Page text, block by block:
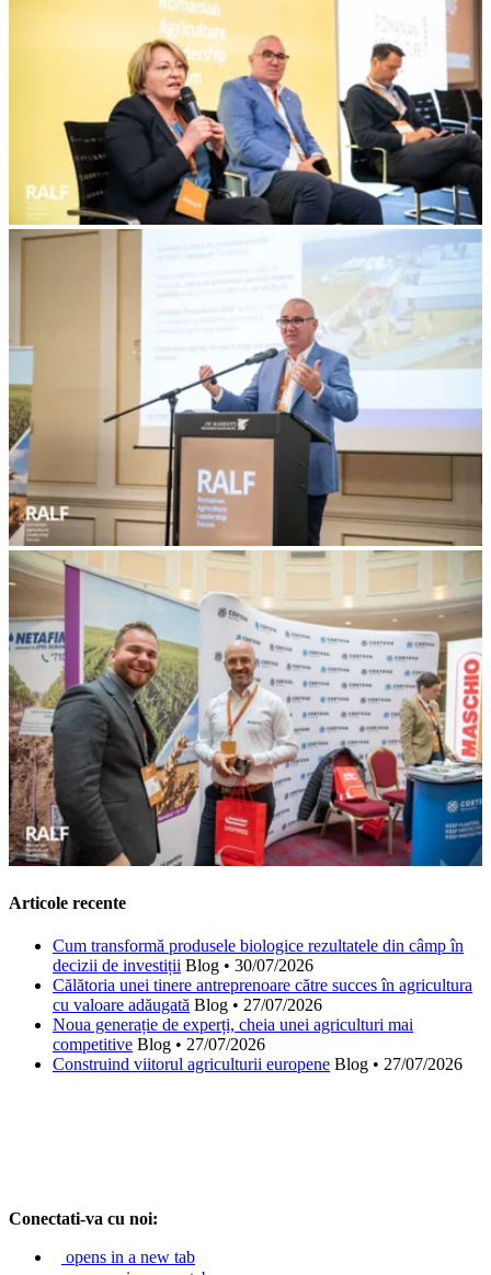
Articole recente
Cum transformă produsele biologice rezultatele din câmp în
decizii de investiții Blog • 30/07/2026
Călătoria unei tinere antreprenoare către succes în agricultura
cu valoare adăugată Blog • 27/07/2026
Noua generație de experți, cheia unei agriculturi mai
competitive Blog • 27/07/2026
Construind viitorul agriculturii europene Blog • 27/07/2026
Conectati-va cu noi:
opens in a new tab